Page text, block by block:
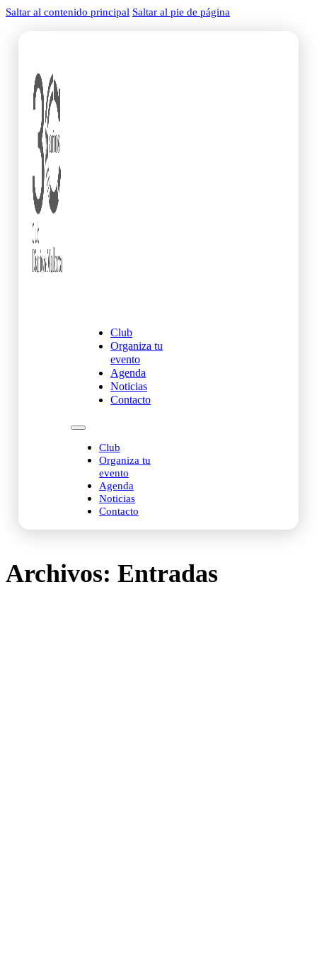
Saltar al contenido principal Saltar al pie de página
Club
Organiza tu
evento
Agenda
Noticias
Contacto
Club
Organiza tu
evento
Agenda
Noticias
Contacto
Archivos: Entradas